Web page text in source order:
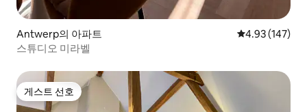
Antwerp의 아파트 평점 4.93점(5
4.93 (147)
스튜디오 미라벨
게스트 선호
게스트 선호